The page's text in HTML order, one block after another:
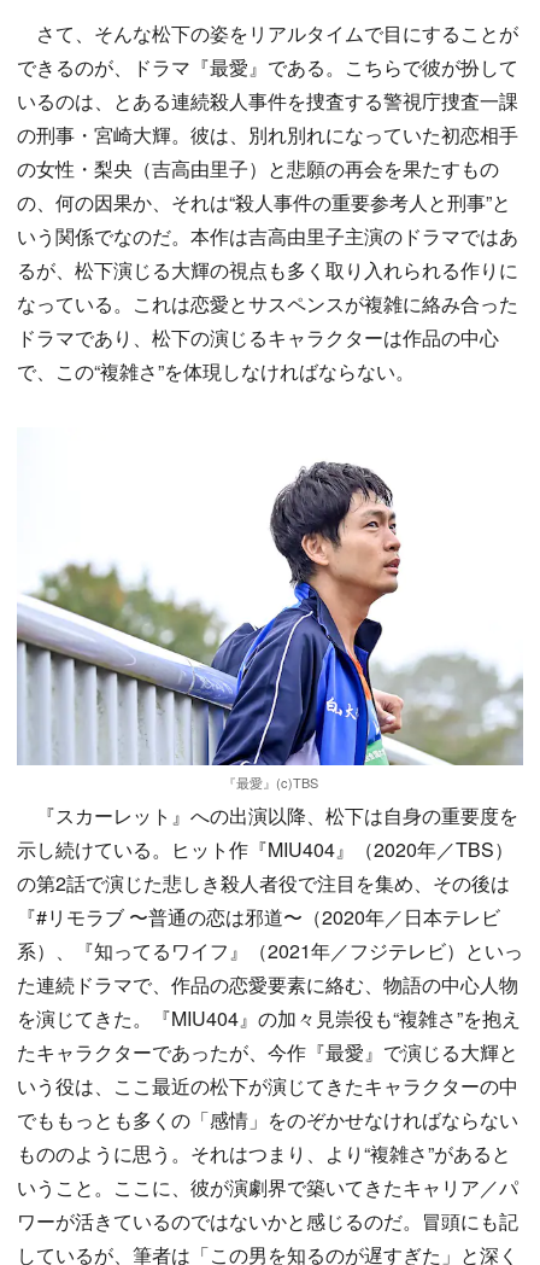
さて、そんな松下の姿をリアルタイムで目にすることが
できるのが、ドラマ『最愛』である。こちらで彼が扮して
いるのは、とある連続殺人事件を捜査する警視庁捜査一課
の刑事・宮崎大輝。彼は、別れ別れになっていた初恋相手
の女性・梨央（吉高由里子）と悲願の再会を果たすもの
の、何の因果か、それは“殺人事件の重要参考人と刑事”と
いう関係でなのだ。本作は吉高由里子主演のドラマではあ
るが、松下演じる大輝の視点も多く取り入れられる作りに
なっている。これは恋愛とサスペンスが複雑に絡み合った
ドラマであり、松下の演じるキャラクターは作品の中心
で、この“複雑さ”を体現しなければならない。
『最愛』(c)TBS
『スカーレット』への出演以降、松下は自身の重要度を
示し続けている。ヒット作『MIU404』（2020年／TBS）
の第2話で演じた悲しき殺人者役で注目を集め、その後は
『#リモラブ 〜普通の恋は邪道〜（2020年／日本テレビ
系）、『知ってるワイフ』（2021年／フジテレビ）といっ
た連続ドラマで、作品の恋愛要素に絡む、物語の中心人物
を演じてきた。『MIU404』の加々見崇役も“複雑さ”を抱え
たキャラクターであったが、今作『最愛』で演じる大輝と
いう役は、ここ最近の松下が演じてきたキャラクターの中
でももっとも多くの「感情」をのぞかせなければならない
もののように思う。それはつまり、より“複雑さ”があると
いうこと。ここに、彼が演劇界で築いてきたキャリア／パ
ワーが活きているのではないかと感じるのだ。冒頭にも記
しているが、筆者は「この男を知るのが遅すぎた」と深く